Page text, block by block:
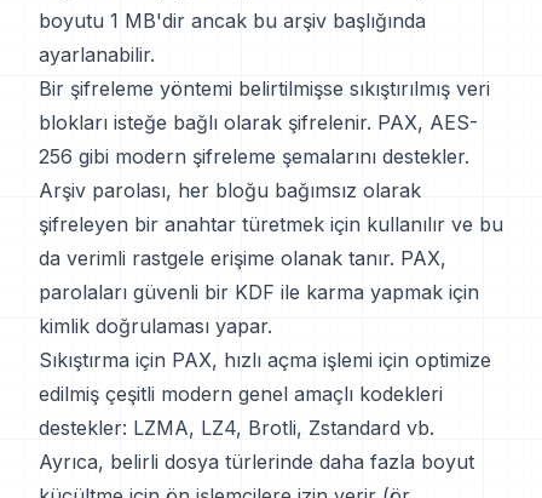
boyutu 1 MB'dir ancak bu arşiv başlığında
ayarlanabilir.
Bir şifreleme yöntemi belirtilmişse sıkıştırılmış veri
blokları isteğe bağlı olarak şifrelenir. PAX, AES-
256 gibi modern şifreleme şemalarını destekler.
Arşiv parolası, her bloğu bağımsız olarak
şifreleyen bir anahtar türetmek için kullanılır ve bu
da verimli rastgele erişime olanak tanır. PAX,
parolaları güvenli bir KDF ile karma yapmak için
kimlik doğrulaması yapar.
Sıkıştırma için PAX, hızlı açma işlemi için optimize
edilmiş çeşitli modern genel amaçlı kodekleri
destekler: LZMA, LZ4, Brotli, Zstandard vb.
Ayrıca, belirli dosya türlerinde daha fazla boyut